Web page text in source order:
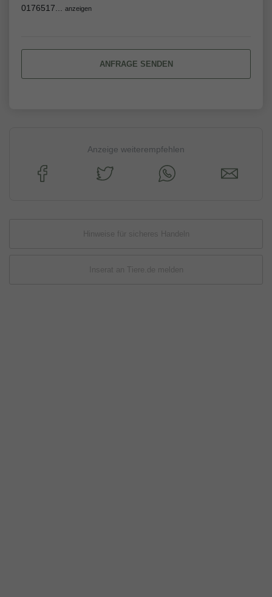
0176517... anzeigen
ANFRAGE SENDEN
Anzeige weiterempfehlen
Hinweise für sicheres Handeln
Inserat an Tiere.de melden